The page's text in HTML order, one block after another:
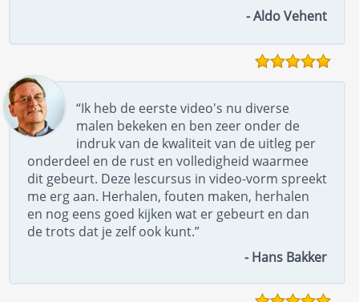
- Aldo Vehent
“Ik heb de eerste video's nu diverse
malen bekeken en ben zeer onder de
indruk van de kwaliteit van de uitleg per
onderdeel en de rust en volledigheid waarmee
dit gebeurt. Deze lescursus in video-vorm spreekt
me erg aan. Herhalen, fouten maken, herhalen
en nog eens goed kijken wat er gebeurt en dan
de trots dat je zelf ook kunt.”
- Hans Bakker